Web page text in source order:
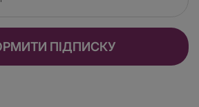
ПІДПИСКУ